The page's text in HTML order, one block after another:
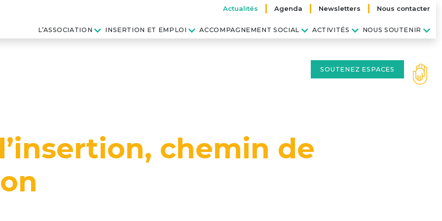
Nous contacter
Newsletters
Agenda
Actualités
L’ASSOCIATION INSERTION ET EMPLOI ACCOMPAGNEMENT SOCIAL ACTIVITÉS NOUS SOUTENIR
SOUTENEZ ESPACES
chemin de